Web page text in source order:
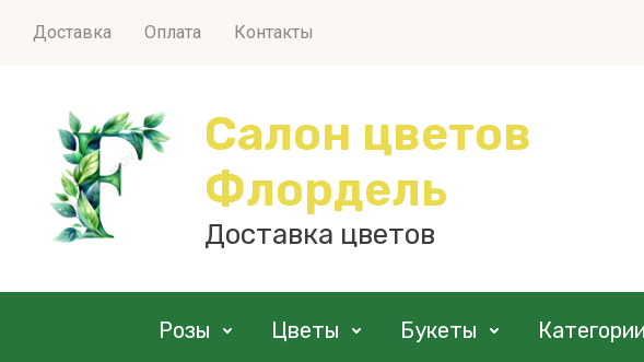
Доставка Оплата Контакты
Салон цветов
Флордель
Доставка цветов
Розы Цветы Букеты Категории